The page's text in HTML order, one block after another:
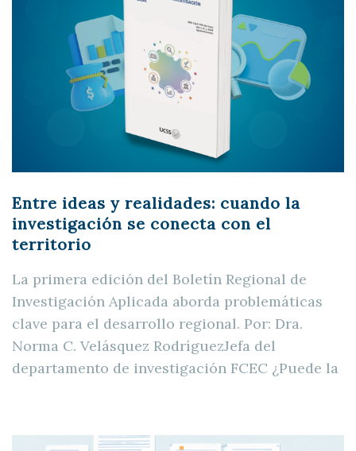
Entre ideas y realidades: cuando la
investigación se conecta con el
territorio
La primera edición del Boletín Regional de
Investigación Aplicada aborda problemáticas
clave para el desarrollo regional. Por: Dra.
Norma C. Velásquez RodríguezJefa del
departamento de investigación FCEC ¿Puede la